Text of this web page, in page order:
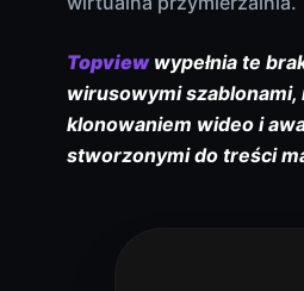
Topviewwypełnia te
wirusowymi
klonowaniem wideo i
stworzonymi do treści